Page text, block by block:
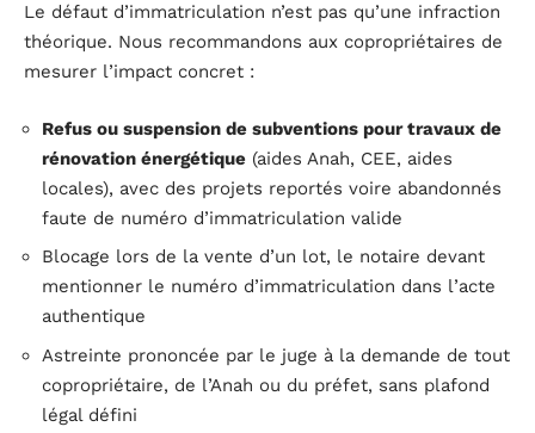
Le défaut d’immatriculation n’est pas qu’une infraction
théorique. Nous recommandons aux copropriétaires de
mesurer l’impact concret :
Refus ou suspension de subventions pour travaux de
rénovation énergétique (aides Anah, CEE, aides
locales), avec des projets reportés voire abandonnés
faute de numéro d’immatriculation valide
Blocage lors de la vente d’un lot, le notaire devant
mentionner le numéro d’immatriculation dans l’acte
authentique
Astreinte prononcée par le juge à la demande de tout
copropriétaire, de l’Anah ou du préfet, sans plafond
légal défini